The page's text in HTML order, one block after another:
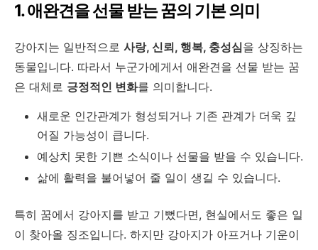
1. 애완견을 선물 받는 꿈의 기본 의미
강아지는 일반적으로 사랑, 신뢰, 행복, 충성심을 상징하는
동물입니다. 따라서 누군가에게서 애완견을 선물 받는 꿈
은 대체로 긍정적인 변화를 의미합니다.
새로운 인간관계가 형성되거나 기존 관계가 더욱 깊
어질 가능성이 큽니다.
예상치 못한 기쁜 소식이나 선물을 받을 수 있습니다.
삶에 활력을 불어넣어 줄 일이 생길 수 있습니다.
특히 꿈에서 강아지를 받고 기뻤다면, 현실에서도 좋은 일
이 찾아올 징조입니다. 하지만 강아지가 아프거나 기운이